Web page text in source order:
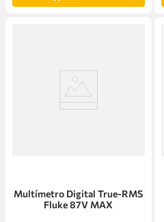
Multímetro Digital True-RMS
Fluke 87V MAX